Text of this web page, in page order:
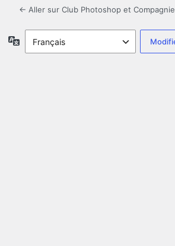
← Aller sur Club Photoshop et Compagnie
Langue